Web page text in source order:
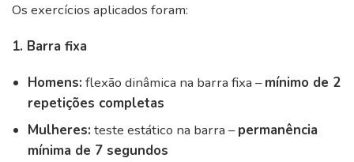
Os exercícios aplicados foram:
1. Barra fixa
Homens: flexão dinâmica na barra fixa –mínimo de 2
repetições completas
Mulheres: teste estático na barra –permanência
mínima de 7 segundos